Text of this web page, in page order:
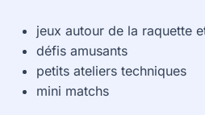
jeux autour de la raquette
défis amusants
petits ateliers techniques
mini matchs